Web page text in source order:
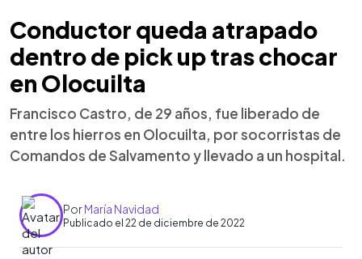
Conductor queda atrapado
dentro de pick up tras chocar
en Olocuilta
Francisco Castro, de 29 años, fue liberado de
entre los hierros en Olocuilta, por socorristas de
Comandos de Salvamento y llevado a un hospital.
PorMaría Navidad
Publicado el 22 de diciembre de 2022